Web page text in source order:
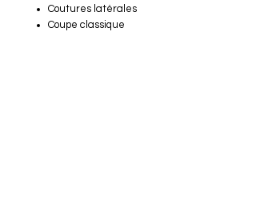
Coutures latérales
Coupe classique